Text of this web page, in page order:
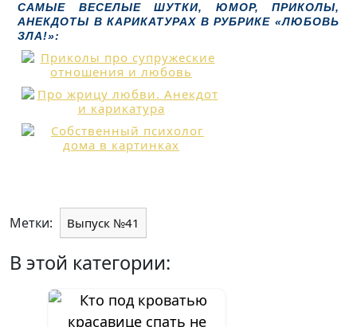
САМЫЕ ВЕСЕЛЫЕ ШУТКИ, ЮМОР, ПРИКОЛЫ,
АНЕКДОТЫ В КАРИКАТУРАХ В РУБРИКЕ «ЛЮБОВЬ
ЗЛА!»:
Метки: Выпуск №41
В этой категории: